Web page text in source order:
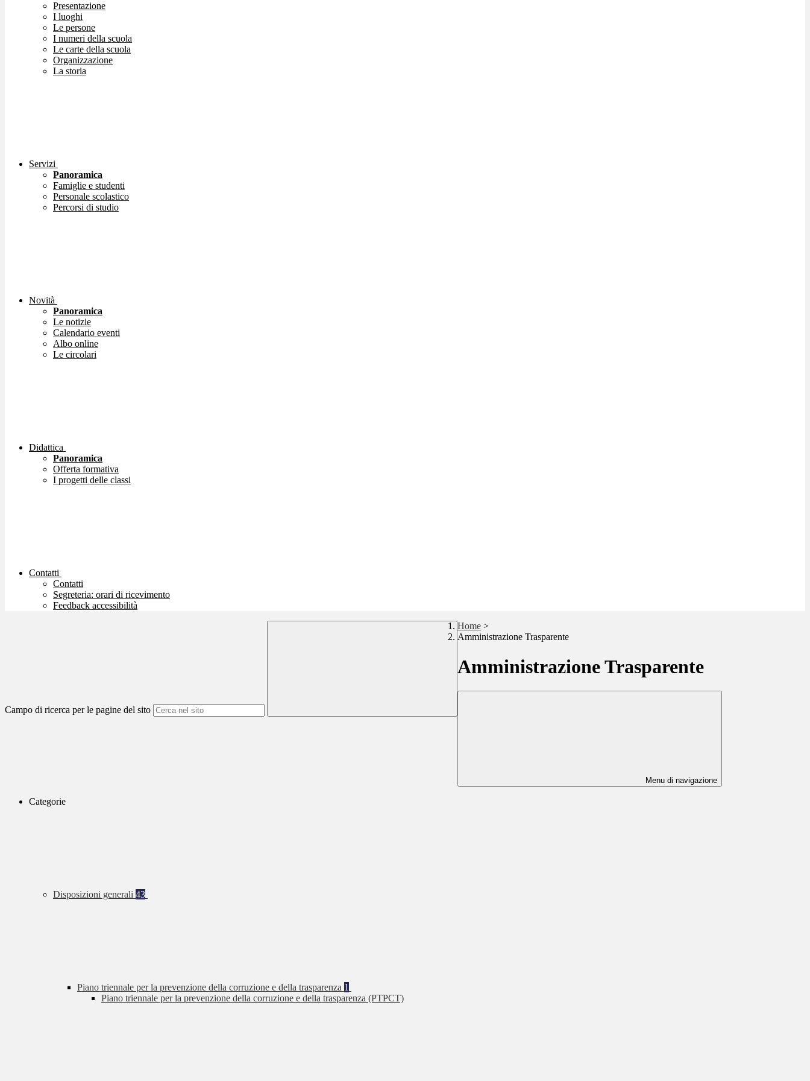
Presentazione
I luoghi
Le persone
I numeri della scuola
Le carte della scuola
Organizzazione
La storia
Servizi
Panoramica
Famiglie e studenti
Personale scolastico
Percorsi di studio
Novità
Panoramica
Le notizie
Calendario eventi
Albo online
Le circolari
Didattica
Panoramica
Offerta formativa
I progetti delle classi
Contatti
Contatti
Segreteria: orari di ricevimento
Feedback accessibilità
Campo di ricerca per le pagine del sito
Home >
Amministrazione Trasparente
Amministrazione Trasparente
Menu di navigazione
Categorie
Disposizioni generali 43
Piano triennale per la prevenzione della corruzione e della trasparenza 1
Piano triennale per la prevenzione della corruzione e della trasparenza (PTPCT)